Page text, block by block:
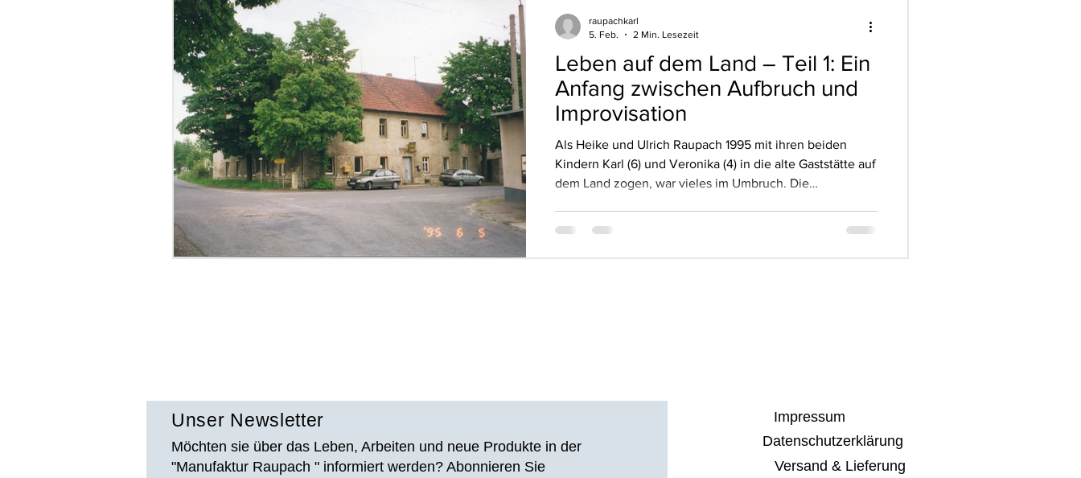
Leben auf dem Land – Teil 1: Ein
Anfang zwischen Aufbruch und
Improvisation
Als Heike und Ulrich Raupach 1995 mit ihren beiden
Kindern Karl (6) und Veronika (4) in die alte Gaststätte auf
dem Land zogen, war vieles im Umbruch. Die
Giebichenstein in Halle Gefäßgestaltung studiert hatte,
raupachkarl
5. Feb.
2 Min. Lesezeit
Unser Newsletter
Möchten sie über das Leben, Arbeiten und neue Produkte in der
"Manufaktur Raupach " informiert werden? Abonnieren Sie
Impressum
Datenschutzerklärung
Versand & Lieferung